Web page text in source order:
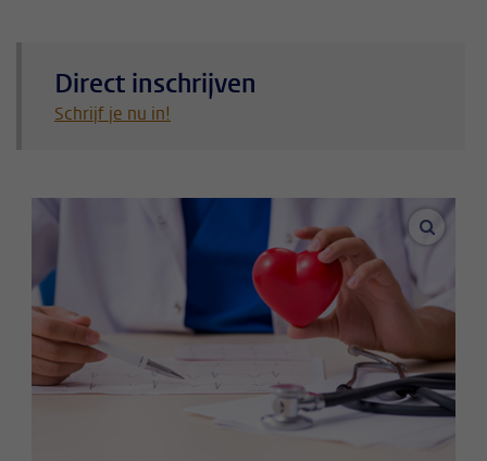
Direct inschrijven
Schrijf je nu in!